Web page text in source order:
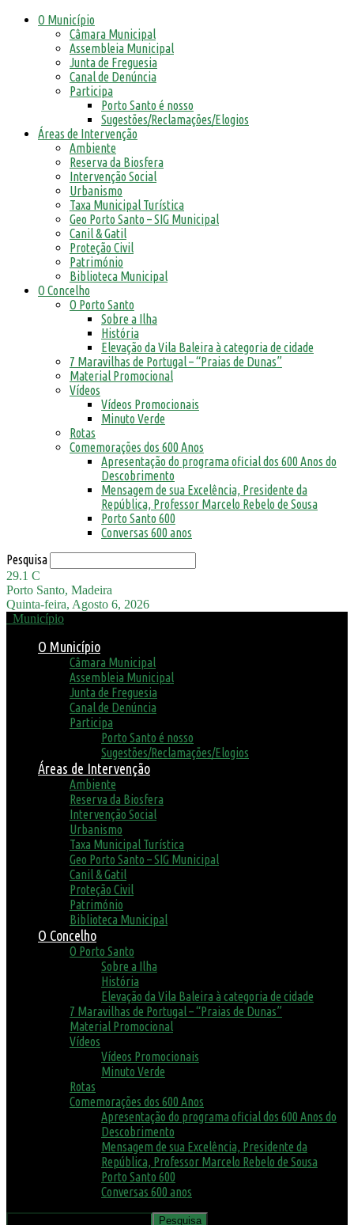
O Município
Câmara Municipal
Assembleia Municipal
Junta de Freguesia
Canal de Denúncia
Participa
Porto Santo é nosso
Sugestões/Reclamações/Elogios
Áreas de Intervenção
Ambiente
Reserva da Biosfera
Intervenção Social
Urbanismo
Taxa Municipal Turística
Geo Porto Santo – SIG Municipal
Canil & Gatil
Proteção Civil
Património
Biblioteca Municipal
O Concelho
O Porto Santo
Sobre a Ilha
História
Elevação da Vila Baleira à categoria de cidade
7 Maravilhas de Portugal – “Praias de Dunas”
Material Promocional
Vídeos
Vídeos Promocionais
Minuto Verde
Rotas
Comemorações dos 600 Anos
Apresentação do programa oficial dos 600 Anos do
Descobrimento
Mensagem de sua Excelência, Presidente da
República, Professor Marcelo Rebelo de Sousa
Porto Santo 600
Conversas 600 anos
Pesquisa
29.1 C
Porto Santo, Madeira
Quinta-feira, Agosto 6, 2026
Município
O Município
Câmara Municipal
Assembleia Municipal
Junta de Freguesia
Canal de Denúncia
Participa
Porto Santo é nosso
Sugestões/Reclamações/Elogios
Áreas de Intervenção
Ambiente
Reserva da Biosfera
Intervenção Social
Urbanismo
Taxa Municipal Turística
Geo Porto Santo – SIG Municipal
Canil & Gatil
Proteção Civil
Património
Biblioteca Municipal
O Concelho
O Porto Santo
Sobre a Ilha
História
Elevação da Vila Baleira à categoria de cidade
7 Maravilhas de Portugal – “Praias de Dunas”
Material Promocional
Vídeos
Vídeos Promocionais
Minuto Verde
Rotas
Comemorações dos 600 Anos
Apresentação do programa oficial dos 600 Anos do
Descobrimento
Mensagem de sua Excelência, Presidente da
República, Professor Marcelo Rebelo de Sousa
Porto Santo 600
Conversas 600 anos